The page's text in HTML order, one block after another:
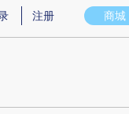
实意图存在偏差。不代表
商城
注册